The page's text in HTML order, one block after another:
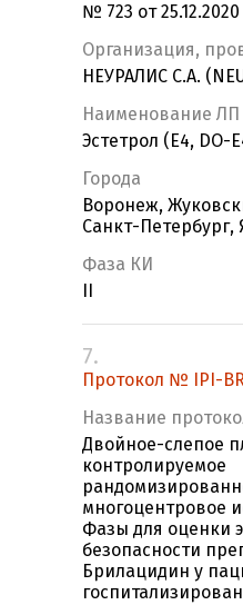
№ 723 от 25.12.2020
Организация,
НЕУРАЛИС С.А.
Наименование ЛП
Эстетрол (E4, DO-
Города
Воронеж,
Санкт-Петербург,
Фаза КИ
7.
Протокол № IPI-
Название
Двойное-слепое
контролируемое
многоцентровое
Фазы для оценки
безопасности
Брилацидин у